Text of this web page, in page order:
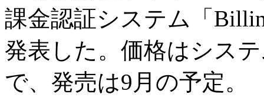
課金認証システム「
発表した。価格はシス
で、発売は9月の予定。